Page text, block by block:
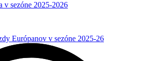
v sezóne 2025-2026